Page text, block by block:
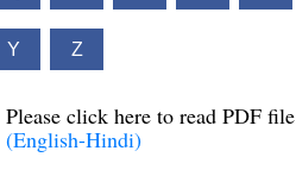
Y Z
Please click here to read PDF file
(English-Hindi)